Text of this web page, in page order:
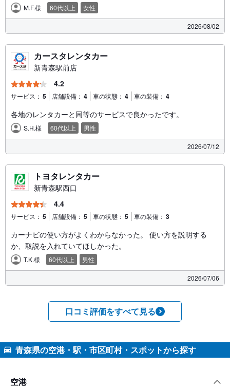
M.F.様 60代以上 女性
2026/08/02
カースタレンタカー
新青森駅前店
4.2
サービス： 5 店舗設備： 4 車の状態： 4 車の装備： 4
各地のレンタカーと同等のサービスで良かったです。
S.H.様 60代以上 男性
2026/07/12
トヨタレンタカー
新青森駅西口
4.4
サービス： 5 店舗設備： 5 車の状態： 5 車の装備： 3
カーナビの使い方がよくわからなかった。 使い方を説明する
か、取説を入れていてほしかった。
T.K.様 60代以上 男性
2026/07/06
口コミ評価をすべて見る
青森県の空港・駅・市区町村・スポットから探す
空港